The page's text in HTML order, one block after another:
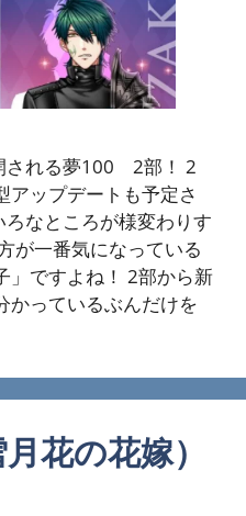
される夢100 2部！ 2
アップデートも予定さ
なところが様変わりす
が一番気になっている
」ですよね！ 2部から新
かっているぶんだけを
花の花嫁）